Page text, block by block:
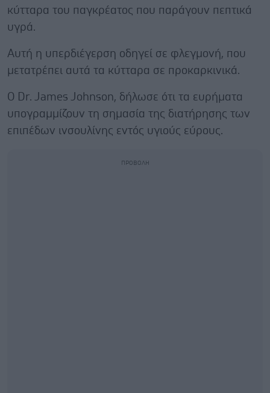
κύτταρα του παγκρέατος που παράγουν πεπτικά
υγρά.
Αυτή η υπερδιέγερση οδηγεί σε φλεγμονή, που
μετατρέπει αυτά τα κύτταρα σε προκαρκινικά.
Ο Dr. James Johnson, δήλωσε ότι τα ευρήματα
υπογραμμίζουν τη σημασία της διατήρησης των
επιπέδων ινσουλίνης εντός υγιούς εύρους.